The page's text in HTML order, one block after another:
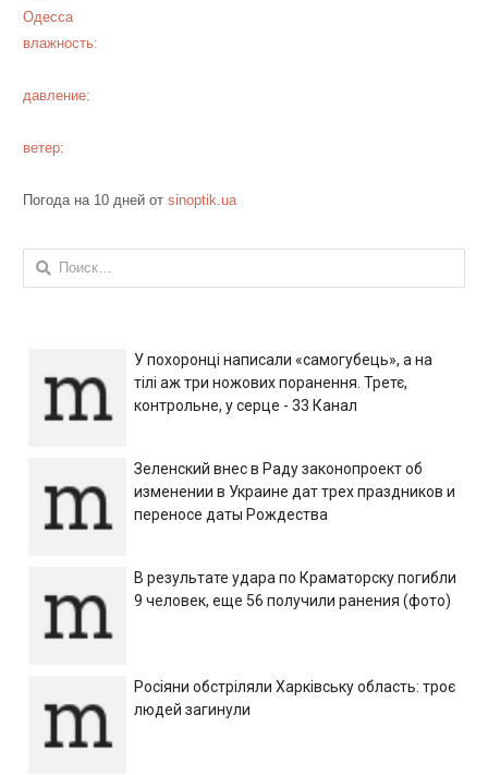
Одесса
влажность:
давление:
ветер:
Погода на 10 дней от sinoptik.ua
Найти:
У похоронці написали «самогубець», а на
тілі аж три ножових поранення. Третє,
контрольне, у серце - 33 Канал
Зеленский внес в Раду законопроект об
изменении в Украине дат трех праздников и
переносе даты Рождества
В результате удара по Краматорску погибли
9 человек, еще 56 получили ранения (фото)
Росіяни обстріляли Харківську область: троє
людей загинули